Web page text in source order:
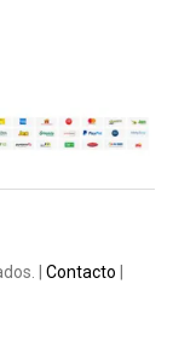
| Contacto